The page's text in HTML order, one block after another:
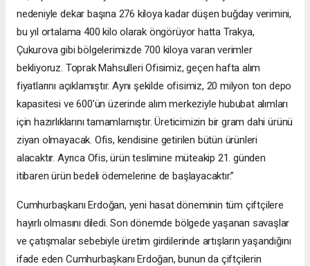
nedeniyle dekar başına 276 kiloya kadar düşen buğday verimini,
bu yıl ortalama 400 kilo olarak öngörüyor hatta Trakya,
Çukurova gibi bölgelerimizde 700 kiloya varan verimler
bekliyoruz. Toprak Mahsulleri Ofisimiz, geçen hafta alım
fiyatlarını açıklamıştır. Aynı şekilde ofisimiz, 20 milyon ton depo
kapasitesi ve 600’ün üzerinde alım merkeziyle hububat alımları
için hazırlıklarını tamamlamıştır. Üreticimizin bir gram dahi ürünü
ziyan olmayacak. Ofis, kendisine getirilen bütün ürünleri
alacaktır. Ayrıca Ofis, ürün teslimine müteakip 21. günden
itibaren ürün bedeli ödemelerine de başlayacaktır.”
Cumhurbaşkanı Erdoğan, yeni hasat döneminin tüm çiftçilere
hayırlı olmasını diledi. Son dönemde bölgede yaşanan savaşlar
ve çatışmalar sebebiyle üretim girdilerinde artışların yaşandığını
ifade eden Cumhurbaşkanı Erdoğan, bunun da çiftçilerin